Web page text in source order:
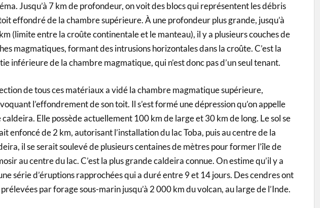
Jusqu’à 7 km de profondeur, on voit des blocs qui représentent les débris
effondré de la chambre supérieure. À une profondeur plus grande, jusqu’à
(limite entre la croûte continentale et le manteau), il y a plusieurs couches de
magmatiques, formant des intrusions horizontales dans la croûte. C’est la
inférieure de la chambre magmatique, qui n’est donc pas d’un seul tenant.
de tous ces matériaux a vidé la chambre magmatique supérieure,
l’effondrement de son toit. Il s’est formé une dépression qu’on appelle
caldeira. Elle possède actuellement 100 km de large et 30 km de long. Le sol se
enfoncé de 2 km, autorisant l’installation du lac Toba, puis au centre de la
il se serait soulevé de plusieurs centaines de mètres pour former l’île de
au centre du lac. C’est la plus grande caldeira connue. On estime qu’il y a
série d’éruptions rapprochées qui a duré entre 9 et 14 jours. Des cendres ont
par forage sous-marin jusqu’à 2 000 km du volcan, au large de l’Inde.